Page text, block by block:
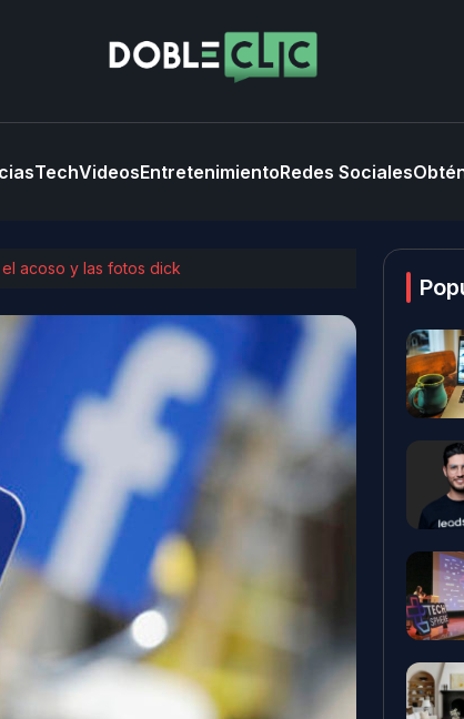
TechVideosEntretenimientoRedes Sociales
acoso y las fotos dick